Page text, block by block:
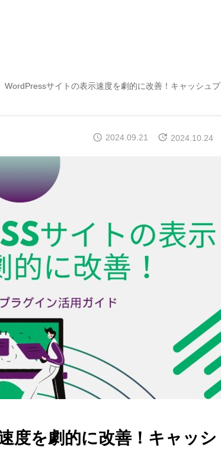
WordPressサイトの表示速度を劇的に改善！キャッシュ
2024.09.21 2024.10.24
度を劇的に改善！キャッシ
小さな組織が営業DXで10億円を目